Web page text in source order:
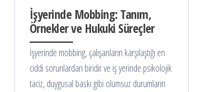
İşyerinde Mobbing: Tanım,
Örnekler ve Hukuki Süreçler
İşyerinde mobbing, çalışanların karşılaştığı en
ciddi sorunlardan biridir ve iş yerinde psikolojik
taciz, duygusal baskı gibi olumsuz durumların